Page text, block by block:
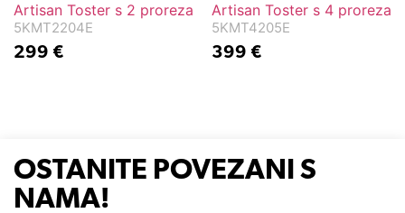
Artisan Toster s 2 proreza
5KMT2204E
299 €
Artisan Toster s 4 proreza
5KMT4205E
399 €
OSTANITE POVEZANI S
NAMA!